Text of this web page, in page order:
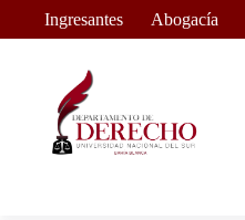
Ingresantes Abogacía